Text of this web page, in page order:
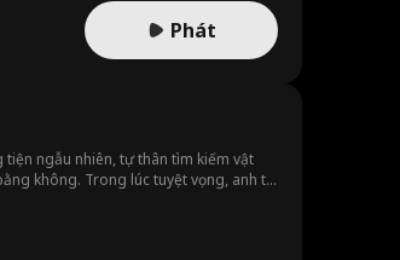
Phát
ngẫu nhiên, tự thân tìm kiếm vật
không. Trong lúc tuyệt vọng, anh ta